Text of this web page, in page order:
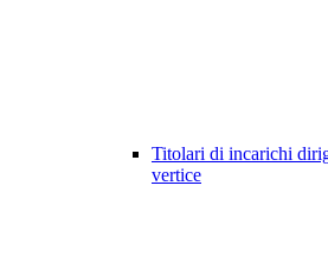
Titolari di incarichi
vertice